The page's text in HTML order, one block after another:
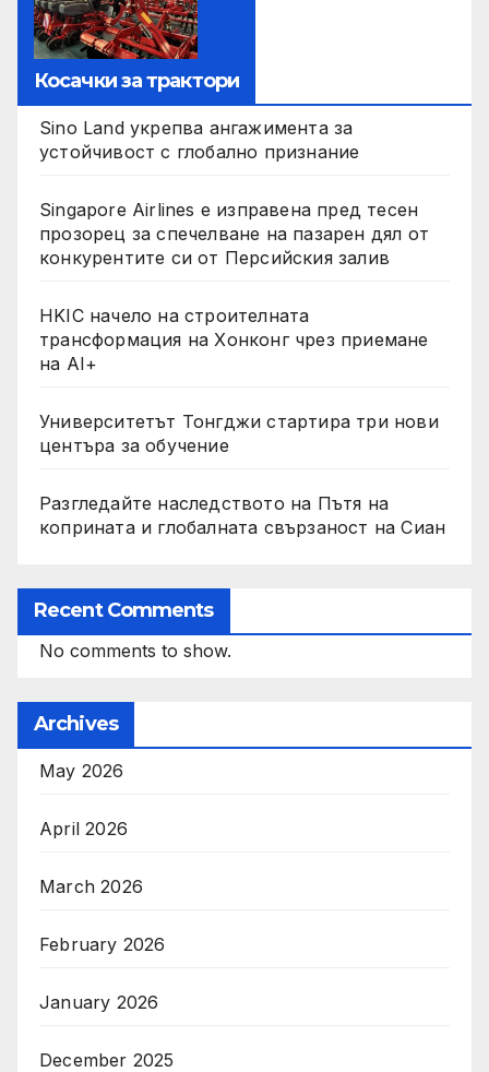
Косачки за трактори
Sino Land укрепва ангажимента за
устойчивост с глобално признание
Singapore Airlines е изправена пред тесен
прозорец за спечелване на пазарен дял от
конкурентите си от Персийския залив
HKIC начело на строителната
трансформация на Хонконг чрез приемане
на AI+
Университетът Тонгджи стартира три нови
центъра за обучение
Разгледайте наследството на Пътя на
коприната и глобалната свързаност на Сиан
Recent Comments
No comments to show.
Archives
May 2026
April 2026
March 2026
February 2026
January 2026
December 2025